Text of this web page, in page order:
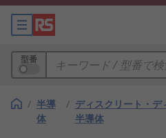
型番
/ 半導
体
/ ディスクリート・デ
半導体